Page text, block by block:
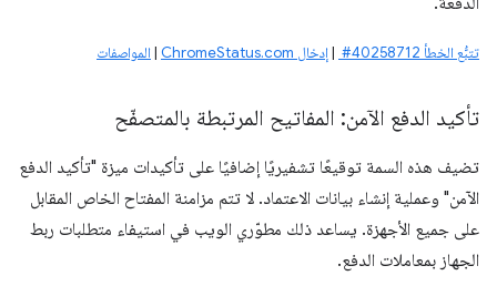
تتبُّع الخطأ ‎ #40258712 |إدخال ChromeStatus.com |المواصفات
تأكيد الدفع الآمن: المفاتيح المرتبطة بالمتصفّح
تضيف هذه السمة توقيعًا تشفيريًا إضافيًا على تأكيدات ميزة "تأكيد الدفع
الآمن" وعملية إنشاء بيانات الاعتماد. لا تتم مزامنة المفتاح الخاص المقابل
على جميع الأجهزة. يساعد ذلك مطوّري الويب في استيفاء متطلبات ربط
الجهاز بمعاملات الدفع.